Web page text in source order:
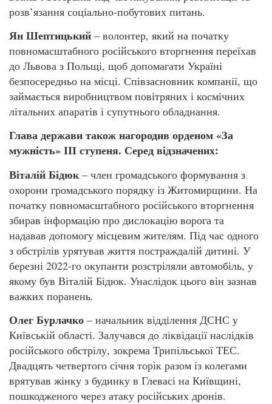
розв’язання соціально-побутових питань.
Ян Шептицький – волонтер, який на початку
повномасштабного російського вторгнення переїхав
до Львова з Польщі, щоб допомагати Україні
безпосередньо на місці. Співзасновник компанії, що
займається виробництвом повітряних і космічних
літальних апаратів і супутнього обладнання.
Глава держави також нагородив орденом «За
мужність» ІІІ ступеня. Серед відзначених:
Віталій Бідюк– член громадського формування з
охорони громадського порядку із Житомирщини. На
початку повномасштабного російського вторгнення
збирав інформацію про дислокацію ворога та
надавав допомогу місцевим жителям. Під час одного
з обстрілів урятував життя постраждалій дитині. У
березні 2022-го окупанти розстріляли автомобіль, у
якому був Віталій Бідюк. Унаслідок цього він зазнав
важких поранень.
Олег Бурлачко – начальник відділення ДСНС у
Київській області. Залучався до ліквідації наслідків
російського обстрілу, зокрема Трипільської ТЕС.
Двадцять четвертого січня торік разом із колегами
врятував жінку з будинку в Глевасі на Київщині,
пошкодженого через атаку російських дронів.